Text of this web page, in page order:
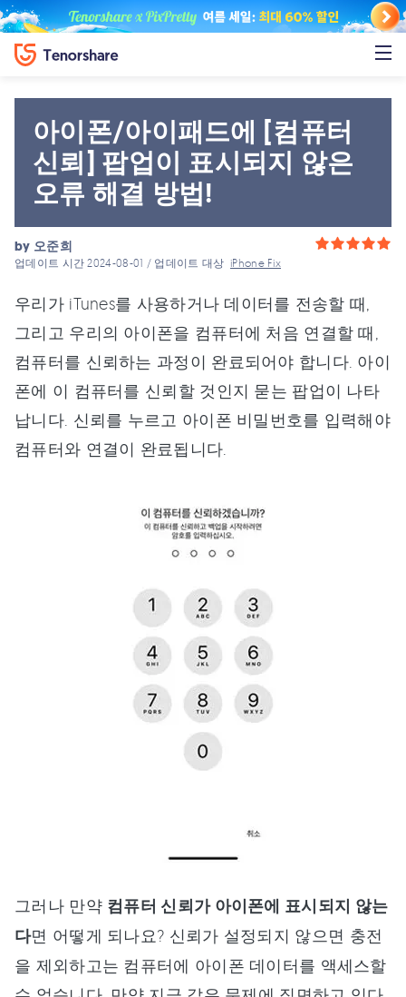
아이폰/아이패드에 [컴퓨터
신뢰] 팝업이 표시되지 않은
오류 해결 방법!
by 오준희
업데이트 시간 2024-08-01 / 업데이트 대상iPhone Fix
우리가 iTunes를 사용하거나 데이터를 전송할 때,
그리고 우리의 아이폰을 컴퓨터에 처음 연결할 때,
컴퓨터를 신뢰하는 과정이 완료되어야 합니다. 아이
폰에 이 컴퓨터를 신뢰할 것인지 묻는 팝업이 나타
납니다. 신뢰를 누르고 아이폰 비밀번호를 입력해야
컴퓨터와 연결이 완료됩니다.
그러나 만약 컴퓨터 신뢰가 아이폰에 표시되지 않는
다면 어떻게 되나요? 신뢰가 설정되지 않으면 충전
을 제외하고는 컴퓨터에 아이폰 데이터를 액세스할